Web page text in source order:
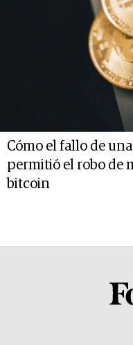
Cómo el fallo de
permitió el robo de
bitcoin